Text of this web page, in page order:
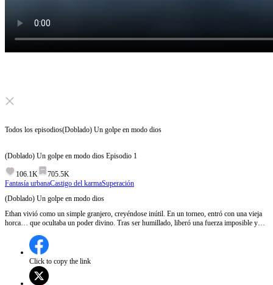
Click to unmute
Todos los episodios(Doblado) Un golpe en modo dios
(Doblado) Un golpe en modo dios Episodio 1
106.1K
705.5K
Fantasía urbanaCastigo del karmaSuperación
(Doblado) Un golpe en modo dios
Ethan vivió como un simple granjero, creyéndose inútil. En un torneo, entró con una vieja
horca… que ocultaba un poder divino. Tras ser humillado, liberó una fuerza imposible y
iniciando un camino que lo llevaría hasta los dioses.
Click to copy the link